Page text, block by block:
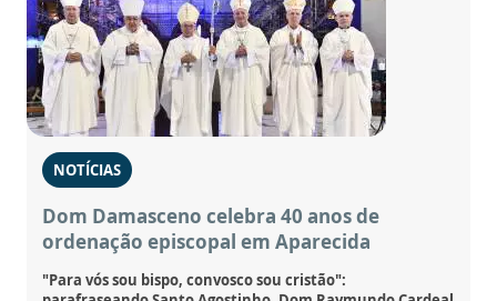
NOTÍCIAS
Dom Damasceno celebra 40 anos de
ordenação episcopal em Aparecida
"Para vós sou bispo, convosco sou cristão":